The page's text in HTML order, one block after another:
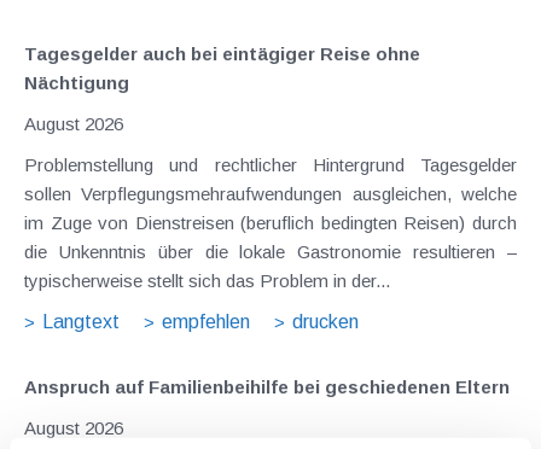
Tagesgelder auch bei eintägiger Reise ohne
Nächtigung
August 2026
Problemstellung und rechtlicher Hintergrund Tagesgelder
sollen Verpflegungsmehraufwendungen ausgleichen, welche
im Zuge von Dienstreisen (beruflich bedingten Reisen) durch
die Unkenntnis über die lokale Gastronomie resultieren –
typischerweise stellt sich das Problem in der...
Langtext
empfehlen drucken
Anspruch auf Familienbeihilfe bei geschiedenen Eltern
August 2026